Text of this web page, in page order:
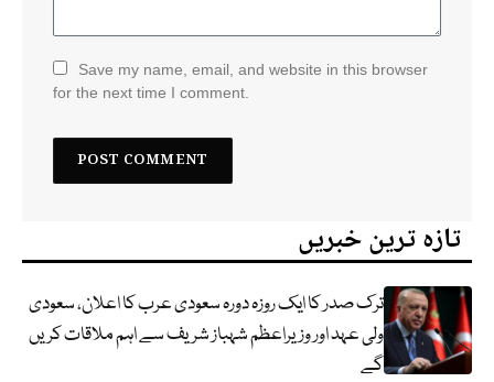
Save my name, email, and website in this browser
for the next time I comment.
تازہ ترین خبریں
ترک صدر کا ایک روزہ دورہ سعودی عرب کا اعلان، سعودی
ولی عہد اور وزیراعظم شہباز شریف سے اہم ملاقات کریں
گے